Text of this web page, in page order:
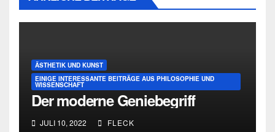
ÄSTHETIK UND KUNST
EINIGE INTERESSANTE BEITRÄGE AUS PHILOSOPHIE UND
WISSENSCHAFT
Der moderne Geniebegriff
JULI 10, 2022 FLECK